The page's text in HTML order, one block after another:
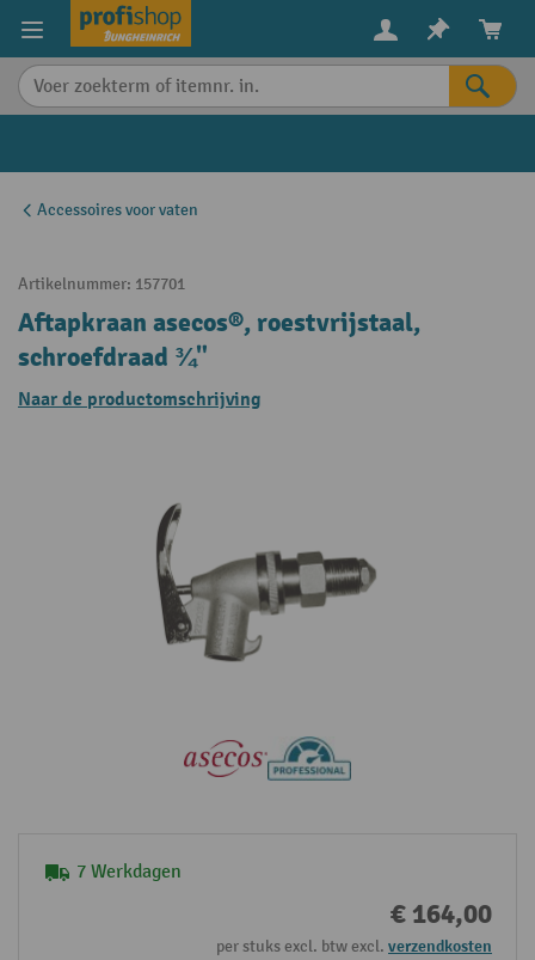
content
Accessoires voor vaten
Artikelnummer: 157701
Aftapkraan asecos®, roestvrijstaal,
schroefdraad ¾"
Naar de productomschrijving
7 Werkdagen
€ 164,00
per stuks excl. btw excl. verzendkosten